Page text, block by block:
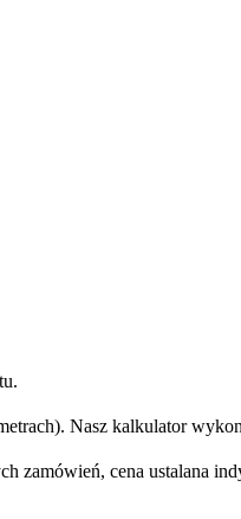
Nasz kalkulator
zamówień, cena ustalana